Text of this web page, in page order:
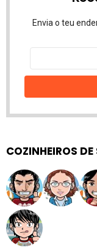
Envia o teu
Endereço
email
COZINHEIROS DE